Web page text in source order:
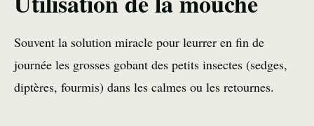
Souvent la solution miracle pour leurrer en fin de
journée les grosses gobant des petits insectes (sedges,
diptères, fourmis) dans les calmes ou les retournes.